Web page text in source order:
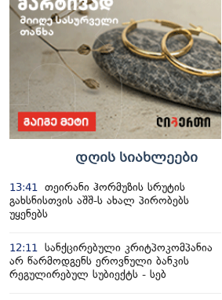
დღის სიახლეები
13:41
თეირანი ჰორმუზის სრუტის
გახსნისთვის აშშ-ს ახალ პირობებს
უყენებს
12:11
სანქცირებული კრიტპოკომპანია
არ წარმოდგენს ეროვნული ბანკის
რეგულირებულ სუბიექტს - სებ